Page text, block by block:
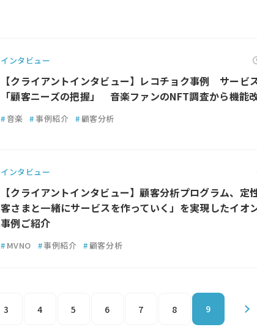
インタビュー
【クライアントインタビュー】レコチョク事例 サービ
「顧客ニーズの把握」 音楽ファンのNFT調査から機能
# 音楽 # 事例紹介 #顧客分析
インタビュー
【クライアントインタビュー】顧客分析プログラム、定
客さまと一緒にサービスを作っていく」を実現したイオ
事例ご紹介
# MVNO #事例紹介 #顧客分析
3 4 5 6 7 8 9